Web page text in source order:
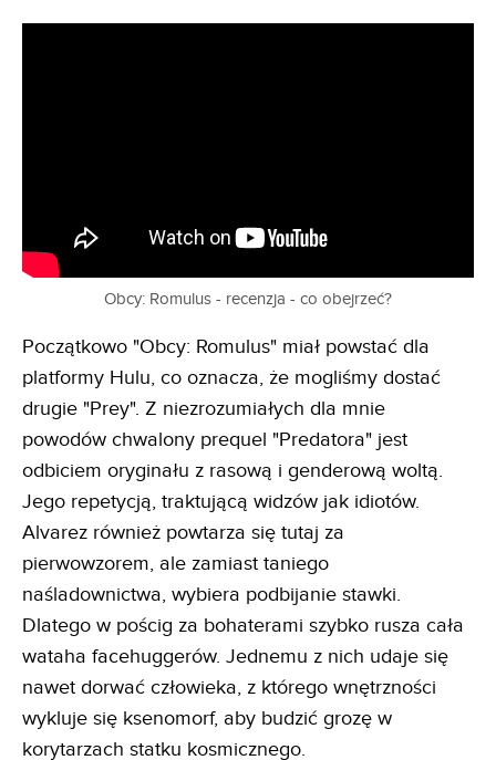
Obcy: Romulus - recenzja - co obejrzeć?
Początkowo "Obcy: Romulus" miał powstać dla
platformy Hulu, co oznacza, że mogliśmy dostać
drugie "Prey". Z niezrozumiałych dla mnie
powodów chwalony prequel "Predatora" jest
odbiciem oryginału z rasową i genderową woltą.
Jego repetycją, traktującą widzów jak idiotów.
Alvarez również powtarza się tutaj za
pierwowzorem, ale zamiast taniego
naśladownictwa, wybiera podbijanie stawki.
Dlatego w pościg za bohaterami szybko rusza cała
wataha facehuggerów. Jednemu z nich udaje się
nawet dorwać człowieka, z którego wnętrzności
wykluje się ksenomorf, aby budzić grozę w
korytarzach statku kosmicznego.